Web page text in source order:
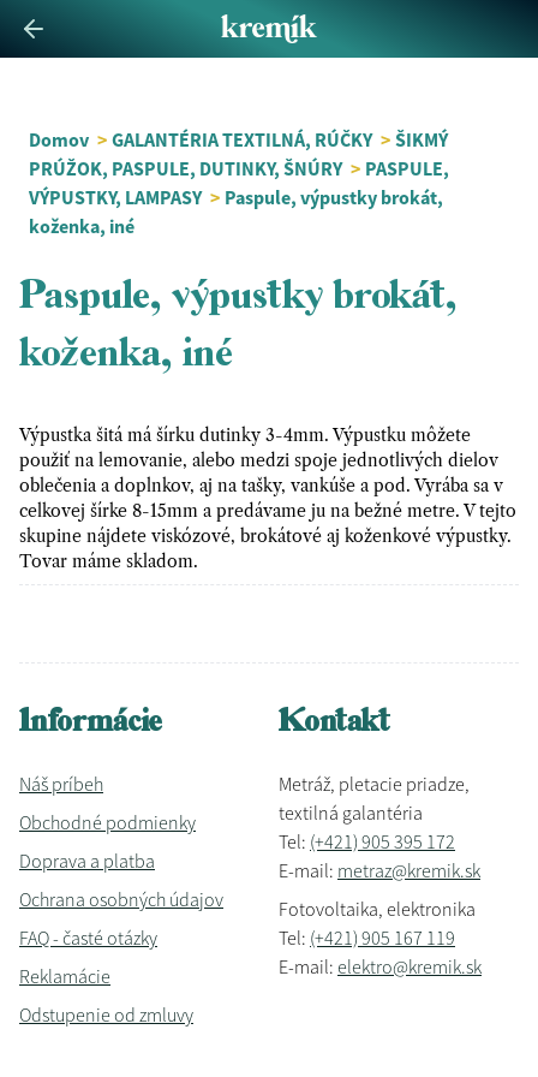
Domov > GALANTÉRIA TEXTILNÁ, RÚČKY > ŠIKMÝ
PRÚŽOK, PASPULE, DUTINKY, ŠNÚRY > PASPULE,
VÝPUSTKY, LAMPASY > Paspule, výpustky brokát,
koženka, iné
Paspule, výpustky brokát,
koženka, iné
Výpustka šitá má šírku dutinky 3-4mm. Výpustku môžete
použiť na lemovanie, alebo medzi spoje jednotlivých dielov
oblečenia a doplnkov, aj na tašky, vankúše a pod. Vyrába sa v
celkovej šírke 8-15mm a predávame ju na bežné metre. V tejto
skupine nájdete viskózové, brokátové aj koženkové výpustky.
Tovar máme skladom.
Informácie
Náš príbeh
Obchodné podmienky
Doprava a platba
Ochrana osobných údajov
FAQ - časté otázky
Reklamácie
Odstupenie od zmluvy
Kontakt
Metráž, pletacie priadze,
textilná galantéria
Tel: (+421) 905 395 172
E-mail: metraz@kremik.sk
Fotovoltaika, elektronika
Tel: (+421) 905 167 119
E-mail: elektro@kremik.sk